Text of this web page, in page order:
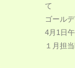
て
ゴール
4月1日
１月担